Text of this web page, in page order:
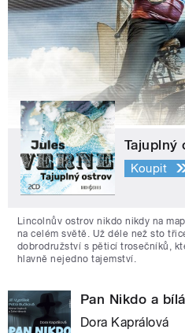
Tajuplný
Koupit
Lincolnův ostrov nikdo nikdy na
na celém světě. Už déle než sto
dobrodružství s pěticí trosečníků,
hlavně nejedno tajemství.
Pan Nikdo a
Dora Kaprálová